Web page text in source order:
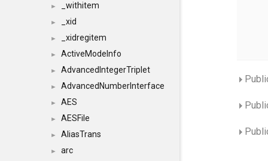
► _withitem
► _xid
► _xidregitem
► ActiveModeInfo
► AdvancedIntegerTriplet
► AdvancedNumberInterface
► AES
► AESFile
► AliasTrans
► arc